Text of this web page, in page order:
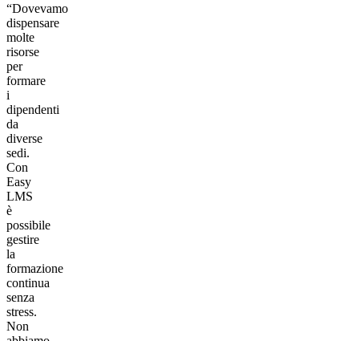
“Dovevamo
dispensare
molte
risorse
per
formare
i
dipendenti
da
diverse
sedi.
Con
Easy
LMS
è
possibile
gestire
la
formazione
continua
senza
stress.
Non